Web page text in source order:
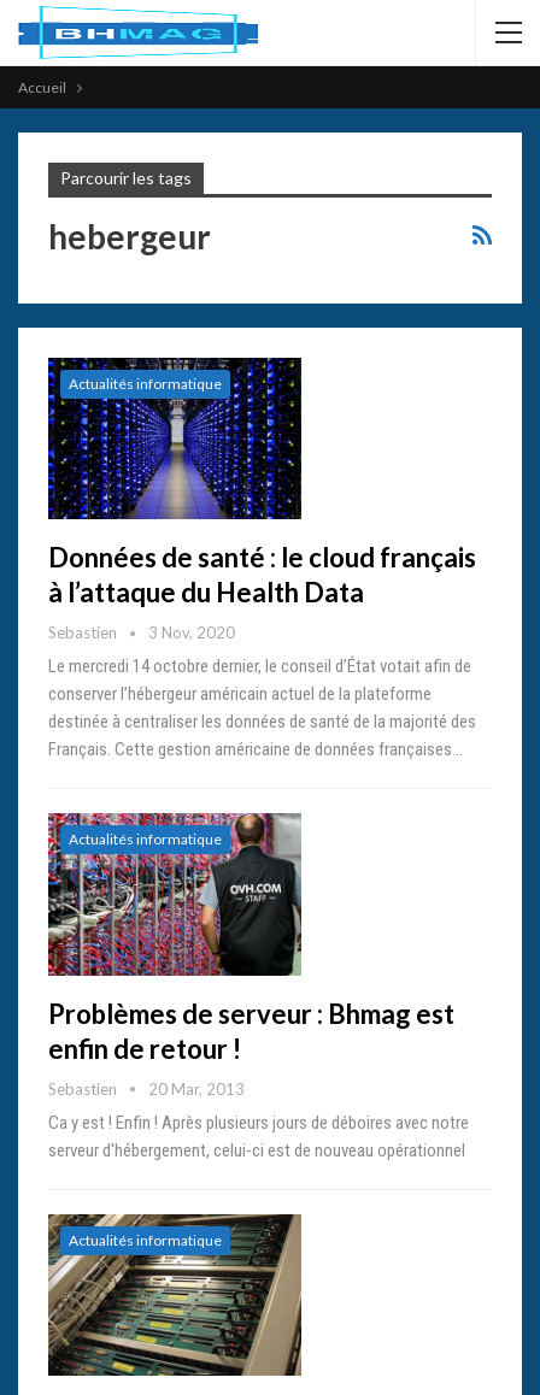
Accueil
Parcourir les tags
hebergeur
Actualités informatique
Données de santé : le cloud français
à l’attaque du Health Data
Sebastien 3 Nov, 2020
Le mercredi 14 octobre dernier, le conseil d’État votait afin de
conserver l’hébergeur américain actuel de la plateforme
destinée à centraliser les données de santé de la majorité des
Français. Cette gestion américaine de données françaises…
Actualités informatique
Problèmes de serveur : Bhmag est
enfin de retour !
Sebastien 20 Mar, 2013
Ca y est ! Enfin ! Après plusieurs jours de déboires avec notre
serveur d'hébergement, celui-ci est de nouveau opérationnel
Actualités informatique